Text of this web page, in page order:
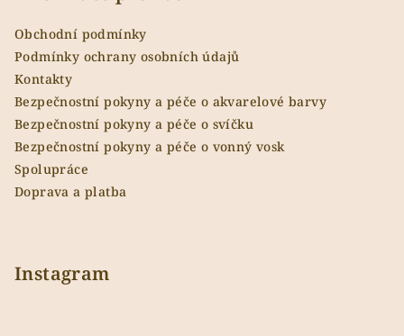
Obchodní podmínky
Podmínky ochrany osobních údajů
Kontakty
Bezpečnostní pokyny a péče o akvarelové barvy
Bezpečnostní pokyny a péče o svíčku
Bezpečnostní pokyny a péče o vonný vosk
Spolupráce
Doprava a platba
Instagram